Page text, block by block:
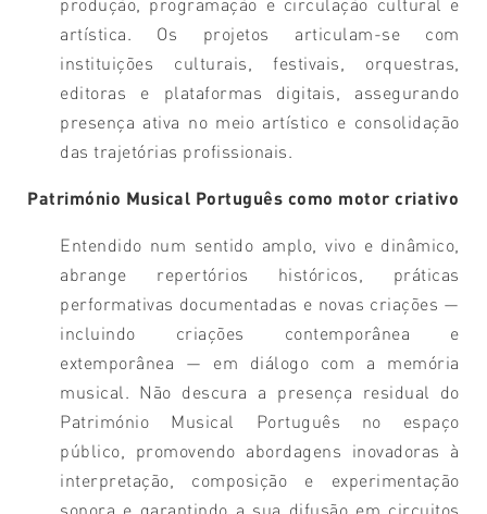
artística. Os projetos articulam-se com
instituições culturais, festivais, orquestras,
editoras e plataformas digitais, assegurando
presença ativa no meio artístico e consolidação
das trajetórias profissionais.
Património Musical Português como motor criativo
Entendido num sentido amplo, vivo e dinâmico,
abrange repertórios históricos, práticas
performativas documentadas e novas criações —
incluindo criações contemporânea e
extemporânea — em diálogo com a memória
musical. Não descura a presença residual do
Património Musical Português no espaço
público, promovendo abordagens inovadoras à
interpretação, composição e experimentação
sonora e garantindo a sua difusão em circuitos